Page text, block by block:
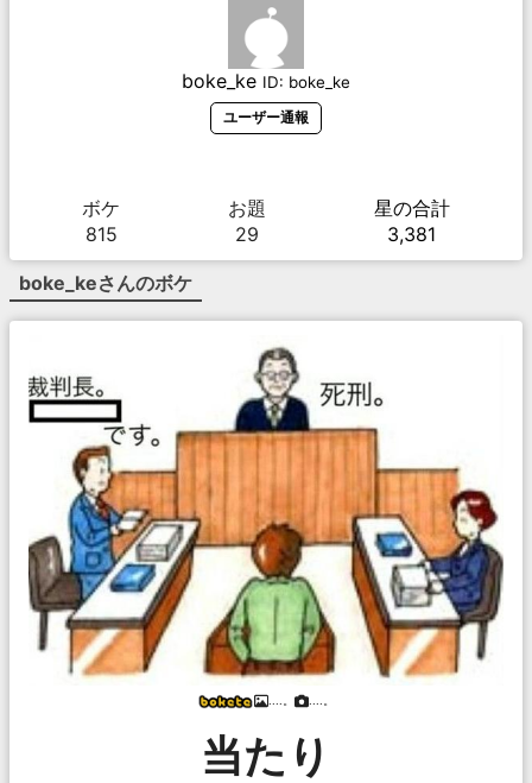
boke_ke ID: boke_ke
ユーザー通報
ボケ
815
お題
29
星の合計
3,381
boke_keさんのボケ
当たり